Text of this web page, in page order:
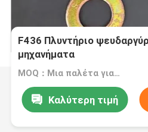
F436 Πλυντήριο
μηχανήματα
MOQ：Μια παλέτα για ένα μέγεθος
Καλύτερη τιμή